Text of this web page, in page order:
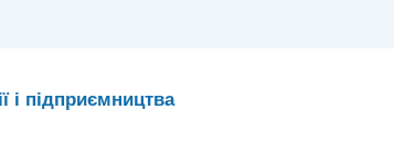
і підприємництва